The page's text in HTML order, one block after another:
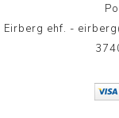
Eirberg ehf. -